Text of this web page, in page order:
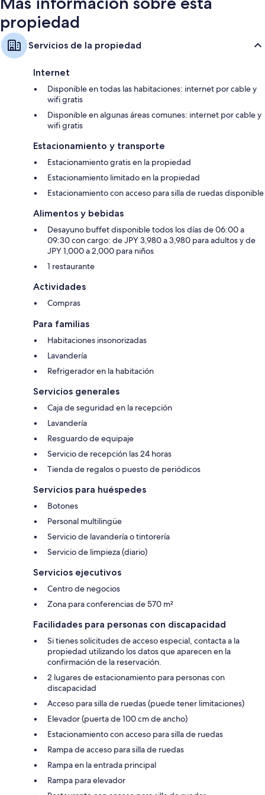
propiedad
Servicios de la propiedad
Internet
Disponible en todas las habitaciones: internet por cable y
wifi gratis
Disponible en algunas áreas comunes: internet por cable y
wifi gratis
Estacionamiento y transporte
Estacionamiento gratis en la propiedad
Estacionamiento limitado en la propiedad
Estacionamiento con acceso para silla de ruedas disponible
Alimentos y bebidas
Desayuno buffet disponible todos los días de 06:00 a
09:30 con cargo: de JPY 3,980 a 3,980 para adultos y de
JPY 1,000 a 2,000 para niños
1 restaurante
Actividades
Compras
Para familias
Habitaciones insonorizadas
Lavandería
Refrigerador en la habitación
Servicios generales
Caja de seguridad en la recepción
Lavandería
Resguardo de equipaje
Servicio de recepción las 24 horas
Tienda de regalos o puesto de periódicos
Servicios para huéspedes
Botones
Personal multilingüe
Servicio de lavandería o tintorería
Servicio de limpieza (diario)
Servicios ejecutivos
Centro de negocios
Zona para conferencias de 570 m²
Facilidades para personas con discapacidad
Si tienes solicitudes de acceso especial, contacta a la
propiedad utilizando los datos que aparecen en la
confirmación de la reservación.
2 lugares de estacionamiento para personas con
discapacidad
Acceso para silla de ruedas (puede tener limitaciones)
Elevador (puerta de 100 cm de ancho)
Estacionamiento con acceso para silla de ruedas
Rampa de acceso para silla de ruedas
Rampa en la entrada principal
Rampa para elevador